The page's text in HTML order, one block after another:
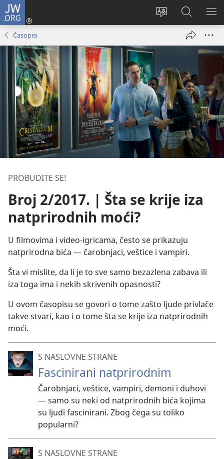
JW.ORG
Promeni
Prijava
(otvara
Pretraga
sajta
JW.ORG
Časopisi
PROBUDITE SE!
Broj 2/2017. | Šta se krije iza
natprirodnih moći?
U filmovima i video-igricama, često se prikazuju
natprirodna bića — čarobnjaci, veštice i vampiri.
Šta vi mislite, da li je to sve samo bezazlena zabava ili
iza toga ima i nekih skrivenih opasnosti?
U ovom časopisu se govori o tome zašto ljude privlače
takve stvari, kao i o tome šta se krije iza natprirodnih
moći.
S NASLOVNE STRANE
Fascinirani natprirodnim
Čarobnjaci, veštice, vampiri, demoni i duhovi
— samo su neki od natprirodnih bića kojima
su ljudi fascinirani. Zbog čega su toliko
popularni?
S NASLOVNE STRANE